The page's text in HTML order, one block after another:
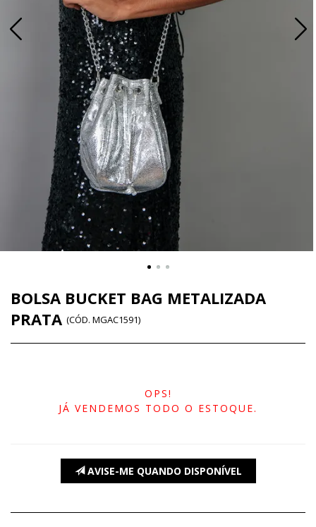
BOLSA BUCKET BAG METALIZADA
PRATA (CÓD. MGAC1591)
OPS!
JÁ VENDEMOS TODO O ESTOQUE.
AVISE-ME QUANDO DISPONÍVEL